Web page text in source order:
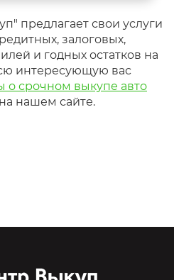
предлагает свои услуги
залоговых,
и годных остатков на
интересующую вас
о срочном выкупе авто
нашем сайте.